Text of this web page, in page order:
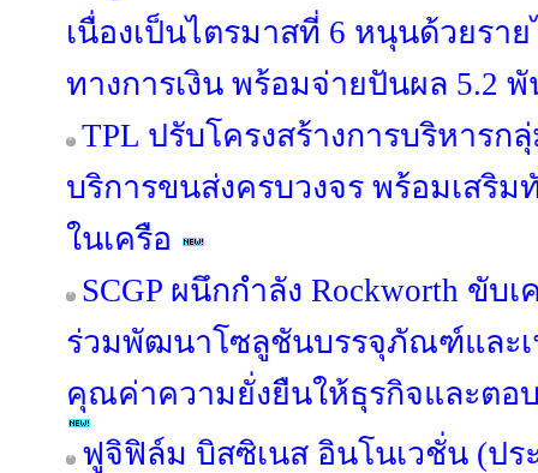
เนื่องเป็นไตรมาสที่ 6 หนุนด้วยรา
ทางการเงิน พร้อมจ่ายปันผล 5.2
TPL ปรับโครงสร้างการบริหาร
บริการขนส่งครบวงจร พร้อมเสริม
ในเครือ
SCGP ผนึกกำลัง Rockworth ขับ
ร่วมพัฒนาโซลูชันบรรจุภัณฑ์และเ
คุณค่าความยั่งยืนให้ธุรกิจและตอ
ฟูจิฟิล์ม บิสซิเนส อินโนเวชั่น (ปร